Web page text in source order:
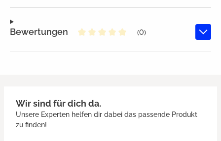
Bewertungen
(0)
Wir sind für dich da.
Unsere Experten helfen dir dabei das passende Produkt
zu finden!